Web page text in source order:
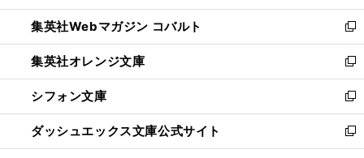
開
く
ウ
で
開
く
ン
ド
ウ
で
開
く
ウ
ィ
ン
ド
ウ
で
開
く
集英社Webマガジン コバルト
新
し
い
ウ
ィ
ン
ド
ウ
集英社オレンジ文庫
新
し
い
ウ
ィ
ン
シフォン文庫
新
し
い
ウ
ダッシュエックス文庫公式サイト
新
し